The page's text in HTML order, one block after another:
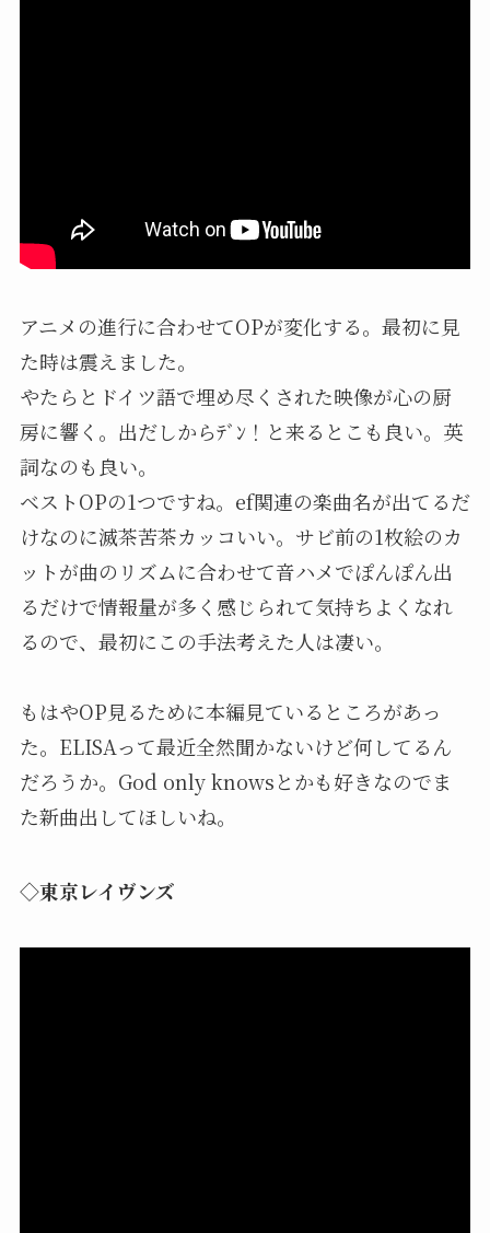
アニメの進行に合わせてOPが変化する。最初に見
た時は震えました。
やたらとドイツ語で埋め尽くされた映像が心の厨
房に響く。出だしからﾃﾞﾝ！と来るとこも良い。英
詞なのも良い。
ベストOPの1つですね。ef関連の楽曲名が出てるだ
けなのに滅茶苦茶カッコいい。サビ前の1枚絵のカ
ットが曲のリズムに合わせて音ハメでぽんぽん出
るだけで情報量が多く感じられて気持ちよくなれ
るので、最初にこの手法考えた人は凄い。
もはやOP見るために本編見ているところがあっ
た。ELISAって最近全然聞かないけど何してるん
だろうか。God only knowsとかも好きなのでま
た新曲出してほしいね。
◇東京レイヴンズ